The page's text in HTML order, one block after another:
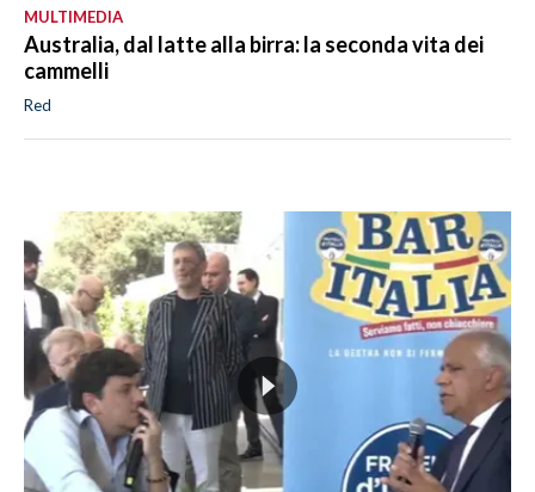
MULTIMEDIA
Australia, dal latte alla birra: la seconda vita dei
cammelli
Red